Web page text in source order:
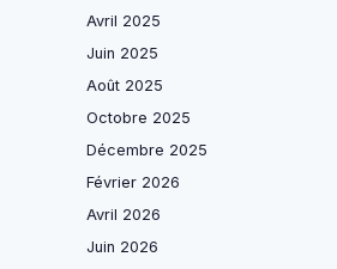
Avril 2025
Juin 2025
Août 2025
Octobre 2025
Décembre 2025
Février 2026
Avril 2026
Juin 2026